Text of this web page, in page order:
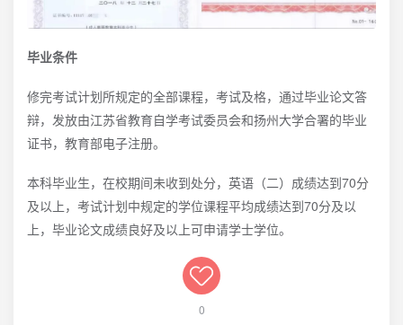
毕业条件
修完考试计划所规定的全部课程，考试及格，通过毕业论文答
辩，发放由江苏省教育自学考试委员会和扬州大学合署的毕业
证书，教育部电子注册。
本科毕业生，在校期间未收到处分，英语（二）成绩达到70分
及以上，考试计划中规定的学位课程平均成绩达到70分及以
上，毕业论文成绩良好及以上可申请学士学位。
0